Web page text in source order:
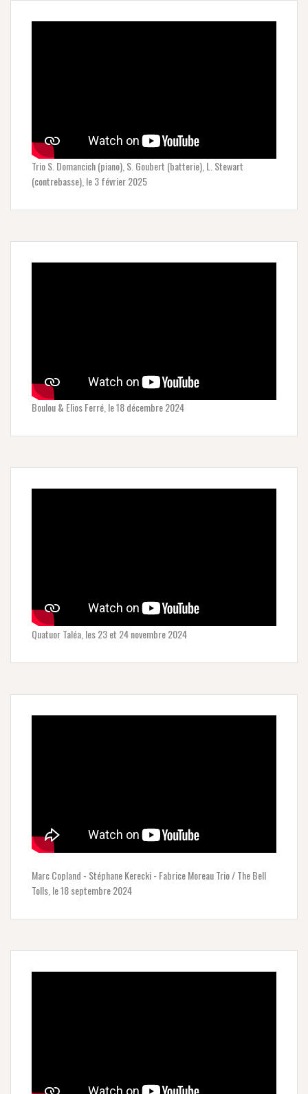
Trio S. Domancich (piano), S. Goubert (batterie), L. Stewart
(contrebasse), le 3 février 2025
Boulou & Elios Ferré, le 18 décembre 2024
Quatuor Taléa, les 23 et 24 novembre 2024
Marc Copland - Stéphane Kerecki - Fabrice Moreau Trio / The Bell
Tolls, le 18 septembre 2024